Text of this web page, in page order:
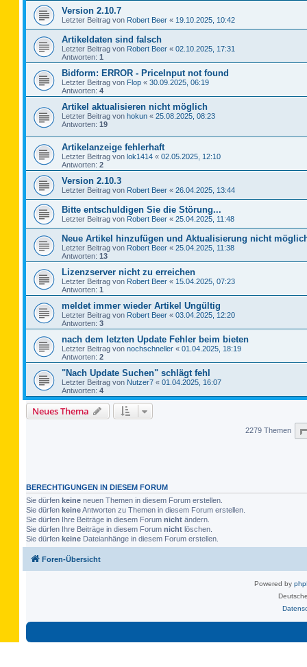
Version 2.10.7
Letzter Beitrag von Robert Beer « 19.10.2025, 10:42
Artikeldaten sind falsch
Letzter Beitrag von Robert Beer « 02.10.2025, 17:31
Antworten: 1
Bidform: ERROR - PriceInput not found
Letzter Beitrag von Flop « 30.09.2025, 06:19
Antworten: 4
Artikel aktualisieren nicht möglich
Letzter Beitrag von hokun « 25.08.2025, 08:23
Antworten: 19
Artikelanzeige fehlerhaft
Letzter Beitrag von lok1414 « 02.05.2025, 12:10
Antworten: 2
Version 2.10.3
Letzter Beitrag von Robert Beer « 26.04.2025, 13:44
Bitte entschuldigen Sie die Störung...
Letzter Beitrag von Robert Beer « 25.04.2025, 11:48
Neue Artikel hinzufügen und Aktualisierung nicht
Letzter Beitrag von Robert Beer « 25.04.2025, 11:38
Antworten: 13
Lizenzserver nicht zu erreichen
Letzter Beitrag von Robert Beer « 15.04.2025, 07:23
Antworten: 1
meldet immer wieder Artikel Ungültig
Letzter Beitrag von Robert Beer « 03.04.2025, 12:20
Antworten: 3
nach dem letzten Update Fehler beim bieten
Letzter Beitrag von nochschneller « 01.04.2025, 18:19
Antworten: 2
"Nach Update Suchen" schlägt fehl
Letzter Beitrag von Nutzer7 « 01.04.2025, 16:07
Antworten: 4
Neues Thema
2279 Themen
BERECHTIGUNGEN IN DIESEM FORUM
Sie dürfen keine neuen Themen in diesem Forum erstellen.
Sie dürfen keineAntworten zu Themen in diesem Forum erstellen.
Sie dürfen Ihre Beiträge in diesem Forum nicht ändern.
Sie dürfen Ihre Beiträge in diesem Forum nicht löschen.
Sie dürfen keine Dateianhänge in diesem Forum erstellen.
Foren-Übersicht
Powered by